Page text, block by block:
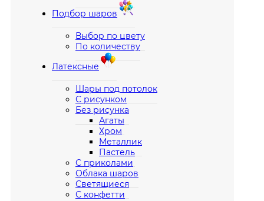
Подбор шаров
Выбор по цвету
По количеству
Латексные
Шары под потолок
С рисунком
Без рисунка
Агаты
Хром
Металлик
Пастель
С приколами
Облака шаров
Светящиеся
С конфетти